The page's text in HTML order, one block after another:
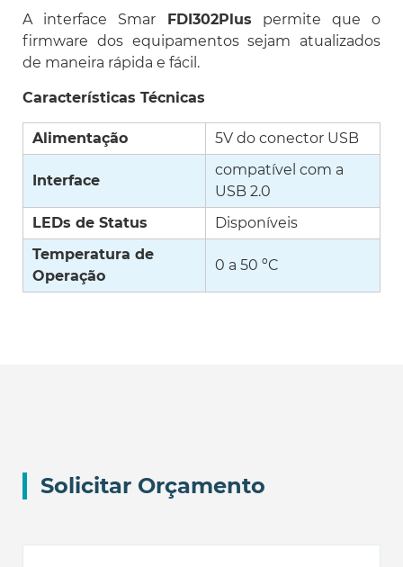
A interface Smar FDI302Plus permite que o
firmware dos equipamentos sejam atualizados
de maneira rápida e fácil.
Características Técnicas
Alimentação 5V do conector USB
Interface
compatível com a
USB 2.0
LEDs de Status
Disponíveis
Temperatura de
Operação
0 a 50 ºC
Solicitar Orçamento